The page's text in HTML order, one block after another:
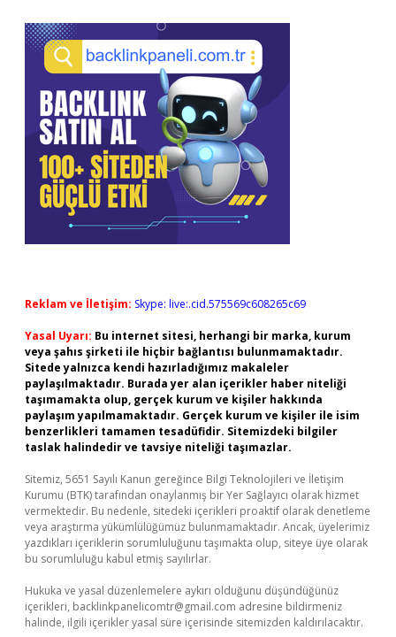
Reklam ve İletişim: Skype: live:.cid.575569c608265c69
Yasal Uyarı: Bu internet sitesi, herhangi bir marka, kurum
veya şahıs şirketi ile hiçbir bağlantısı bulunmamaktadır.
Sitede yalnızca kendi hazırladığımız makaleler
paylaşılmaktadır. Burada yer alan içerikler haber niteliği
taşımamakta olup, gerçek kurum ve kişiler hakkında
paylaşım yapılmamaktadır. Gerçek kurum ve kişiler ile isim
benzerlikleri tamamen tesadüfidir. Sitemizdeki bilgiler
taslak halindedir ve tavsiye niteliği taşımazlar.
Sitemiz, 5651 Sayılı Kanun gereğince Bilgi Teknolojileri ve İletişim
Kurumu (BTK) tarafından onaylanmış bir Yer Sağlayıcı olarak hizmet
vermektedir. Bu nedenle, sitedeki içerikleri proaktif olarak denetleme
veya araştırma yükümlülüğümüz bulunmamaktadır. Ancak, üyelerimiz
yazdıkları içeriklerin sorumluluğunu taşımakta olup, siteye üye olarak
bu sorumluluğu kabul etmiş sayılırlar.
Hukuka ve yasal düzenlemelere aykırı olduğunu düşündüğünüz
içerikleri, backlinkpanelicomtr@gmail.com adresine bildirmeniz
halinde, ilgili içerikler yasal süre içerisinde sitemizden kaldırılacaktır.